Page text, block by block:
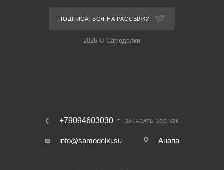
ПОДПИСАТЬСЯ НА РАССЫЛКУ
2026 © Самоделки
+79094603030 ЗАКАЗАТЬ ЗВОНОК
info@samodelki.su Анапа